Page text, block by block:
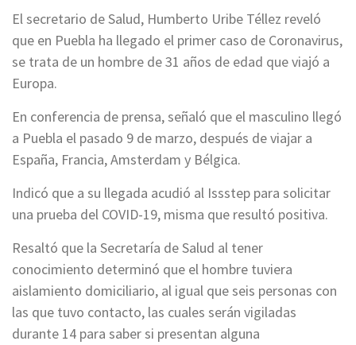
El secretario de Salud, Humberto Uribe Téllez reveló
que en Puebla ha llegado el primer caso de Coronavirus,
se trata de un hombre de 31 años de edad que viajó a
Europa.
En conferencia de prensa, señaló que el masculino llegó
a Puebla el pasado 9 de marzo, después de viajar a
España, Francia, Amsterdam y Bélgica.
Indicó que a su llegada acudió al Issstep para solicitar
una prueba del COVID-19, misma que resultó positiva.
Resaltó que la Secretaría de Salud al tener
conocimiento determinó que el hombre tuviera
aislamiento domiciliario, al igual que seis personas con
las que tuvo contacto, las cuales serán vigiladas
durante 14 para saber si presentan alguna